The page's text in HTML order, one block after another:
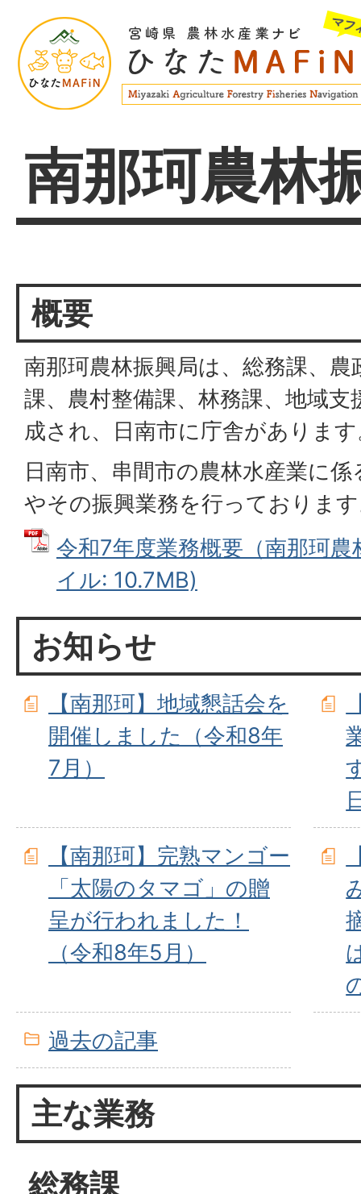
南那珂農林
概要
南那珂農林振興局は、総務課、農
課、農村整備課、林務課、地域支
成され、日南市に庁舎がありま
日南市、串間市の農林水産業に
やその振興業務を行っておりま
令和7年度業務概要（南那珂
イル: 10.7MB)
お知らせ
【南那珂】地域懇話会を
開催しました（令和8年
7月）
【南那珂】完熟マンゴー
「太陽のタマゴ」の贈
呈が行われました！
（令和8年5月）
過去の記事
主な業務
総務課